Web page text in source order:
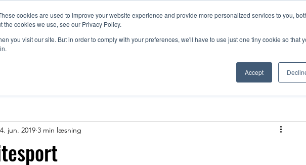
cookies are used to improve your website experience and provide more personalized services to you,
cookies we use, see our Privacy Policy.
you visit our site. But in order to comply with your preferences, we'll have to use just one tiny cookie so that
Accept
Blog Hvad siger kunderne? Kontakt Book online
4. jun. 2019 3 min læsning